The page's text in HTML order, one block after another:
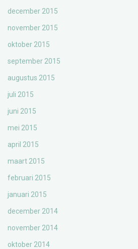
december 2015
november 2015
oktober 2015
september 2015
augustus 2015
juli 2015
juni 2015
mei 2015
april 2015
maart 2015
februari 2015
januari 2015
december 2014
november 2014
oktober 2014